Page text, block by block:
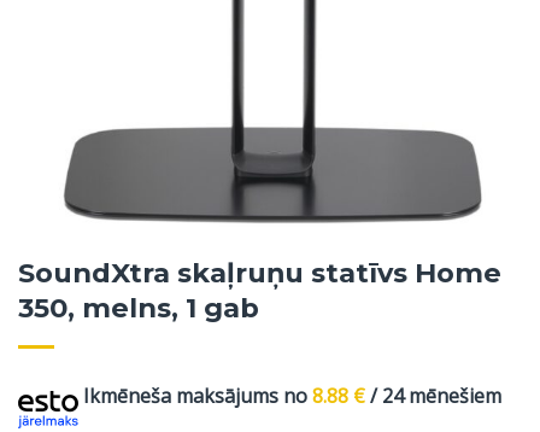
SoundXtra skaļruņu statīvs Home
350, melns, 1 gab
Ikmēneša maksājums no8.88 €/ 24 mēnešiem